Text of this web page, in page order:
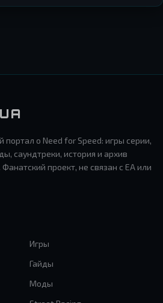
портал о Need for Speed: игры серии,
саундтреки, история и архив
проект, не связан с EA или
Игры
Гайды
Моды